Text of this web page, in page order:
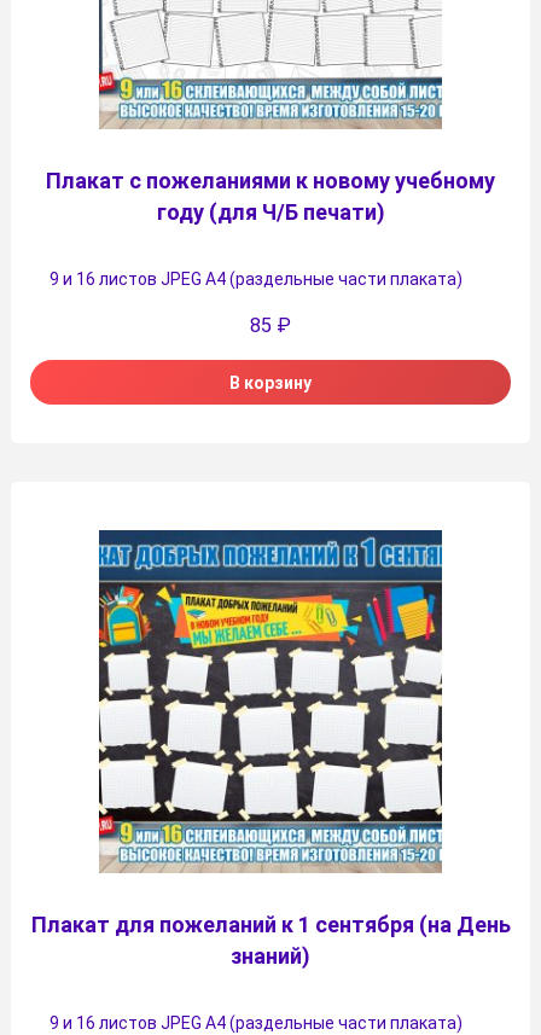
Плакат с пожеланиями к новому учебному
году (для Ч/Б печати)
9 и 16 листов JPEG А4 (раздельные части плаката)
85 ₽
В корзину
Плакат для пожеланий к 1 сентября (на День
знаний)
9 и 16 листов JPEG А4 (раздельные части плаката)